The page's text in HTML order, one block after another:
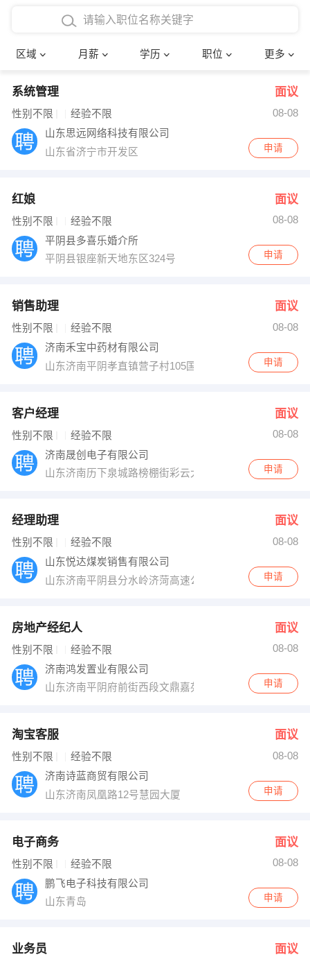
区域 月薪 学历 职位 更多
4000-5000元
8000-12000元
12000-20000元
博士
文员
财务会计
网络IT
快递员
收银员 技术员/工程师
出纳
编辑
跟单
其他职位
确定
系统管理 面议
性别不限 经验不限
08-08
山东思远网络科技有限公司
山东省济宁市开发区
申请
红娘 面议
性别不限 经验不限
08-08
平阴县多喜乐婚介所
平阴县银座新天地东区324号
申请
销售助理 面议
性别不限 经验不限
08-08
济南禾宝中药材有限公司
山东济南平阴孝直镇营子村105国道附近
申请
客户经理 面议
性别不限 经验不限
08-08
济南晟创电子有限公司
山东济南历下泉城路榜棚街彩云大厦918
申请
经理助理 面议
性别不限 经验不限
08-08
山东悦达煤炭销售有限公司
山东济南平阴县分水岭济菏高速公路东面路南
申请
房地产经纪人 面议
性别不限 经验不限
08-08
济南鸿发置业有限公司
山东济南平阴府前街西段文鼎嘉苑
申请
淘宝客服 面议
性别不限 经验不限
08-08
济南诗蓝商贸有限公司
山东济南凤凰路12号慧园大厦
申请
电子商务 面议
性别不限 经验不限
08-08
鹏飞电子科技有限公司
山东青岛
申请
业务员 面议